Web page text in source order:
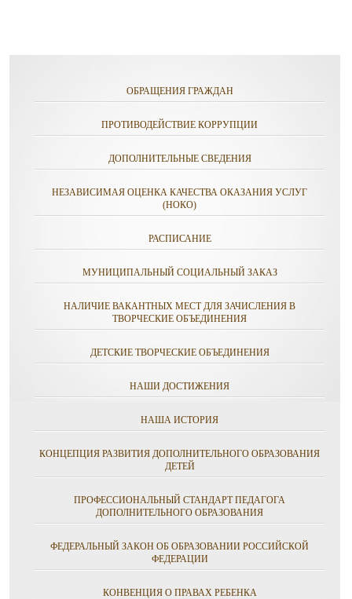
ОБРАЩЕНИЯ ГРАЖДАН
ПРОТИВОДЕЙСТВИЕ КОРРУПЦИИ
ДОПОЛНИТЕЛЬНЫЕ СВЕДЕНИЯ
НЕЗАВИСИМАЯ ОЦЕНКА КАЧЕСТВА ОКАЗАНИЯ УСЛУГ
(НОКО)
РАСПИСАНИЕ
МУНИЦИПАЛЬНЫЙ СОЦИАЛЬНЫЙ ЗАКАЗ
НАЛИЧИЕ ВАКАНТНЫХ МЕСТ ДЛЯ ЗАЧИСЛЕНИЯ В
ТВОРЧЕСКИЕ ОБЪЕДИНЕНИЯ
ДЕТСКИЕ ТВОРЧЕСКИЕ ОБЪЕДИНЕНИЯ
НАШИ ДОСТИЖЕНИЯ
НАША ИСТОРИЯ
КОНЦЕПЦИЯ РАЗВИТИЯ ДОПОЛНИТЕЛЬНОГО ОБРАЗОВАНИЯ
ДЕТЕЙ
ПРОФЕССИОНАЛЬНЫЙ СТАНДАРТ ПЕДАГОГА
ДОПОЛНИТЕЛЬНОГО ОБРАЗОВАНИЯ
ФЕДЕРАЛЬНЫЙ ЗАКОН ОБ ОБРАЗОВАНИИ РОССИЙСКОЙ
ФЕДЕРАЦИИ
КОНВЕНЦИЯ О ПРАВАХ РЕБЕНКА